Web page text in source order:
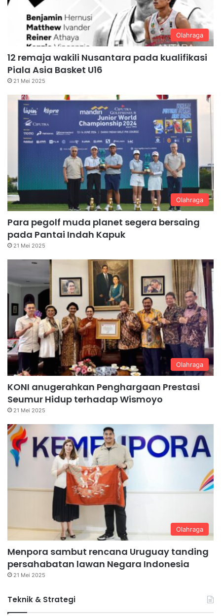
Olahraga
12 remaja wakili Nusantara pada kualifikasi
Piala Asia Basket U16
21 Mei 2025
Olahraga
Para pegolf muda planet segera bersaing
pada Pantai Indah Kapuk
21 Mei 2025
Olahraga
KONI anugerahkan Penghargaan Prestasi
Seumur Hidup terhadap Wismoyo
21 Mei 2025
Olahraga
Menpora sambut rencana Uruguay tanding
persahabatan lawan Negara Indonesia
21 Mei 2025
Teknik & Strategi